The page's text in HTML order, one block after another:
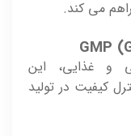
GMP
و غذایی، این
کیفیت در تولید